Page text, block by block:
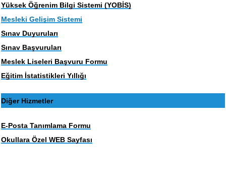
Yüksek Öğrenim Bilgi Sistemi (YOBİS)
Mesleki Gelişim Sistemi
Sınav Duyuruları
Sınav Başvuruları
Meslek Liseleri Başvuru Formu
Eğitim İstatistikleri Yıllığı
Diğer Hizmetler
E-Posta Tanımlama Formu
Okullara Özel WEB Sayfası